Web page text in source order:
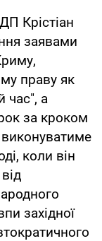
Крістіан
заявами
праву як
час", а
за кроком
коли він
західної